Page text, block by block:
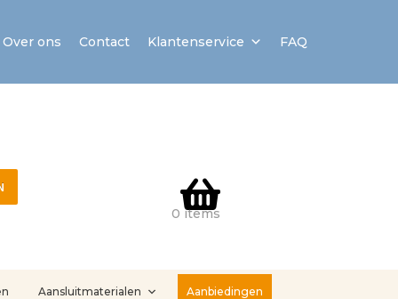
Over ons Contact Klantenservice FAQ
0 items
Aansluitmaterialen Aanbiedingen